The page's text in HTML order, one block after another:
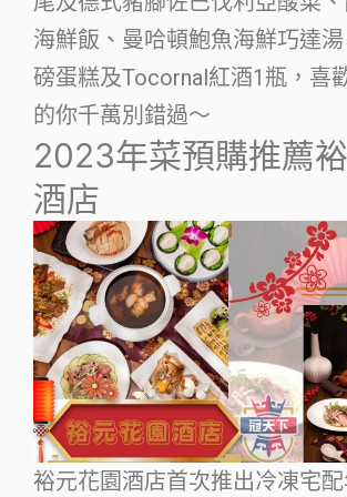
海鮮飯、曼哈頓鮑魚海鮮巧達
磅蛋糕及Tocornal紅酒1瓶，喜
的你千萬別錯過～
2023年菜預購推薦
酒店
裕元花園酒店首次推出冷凍宅